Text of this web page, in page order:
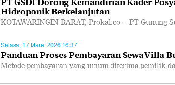
PT GSDI Dorong Kemandirian Kader
Hidroponik Berkelanjutan
KOTAWARINGIN BARAT, Prokal.co - PT Gunung
Selasa, 17 Maret 2026 16:37
Panduan Proses Pembayaran Sewa Villa
Metode pembayaran yang umum diterima pemilik